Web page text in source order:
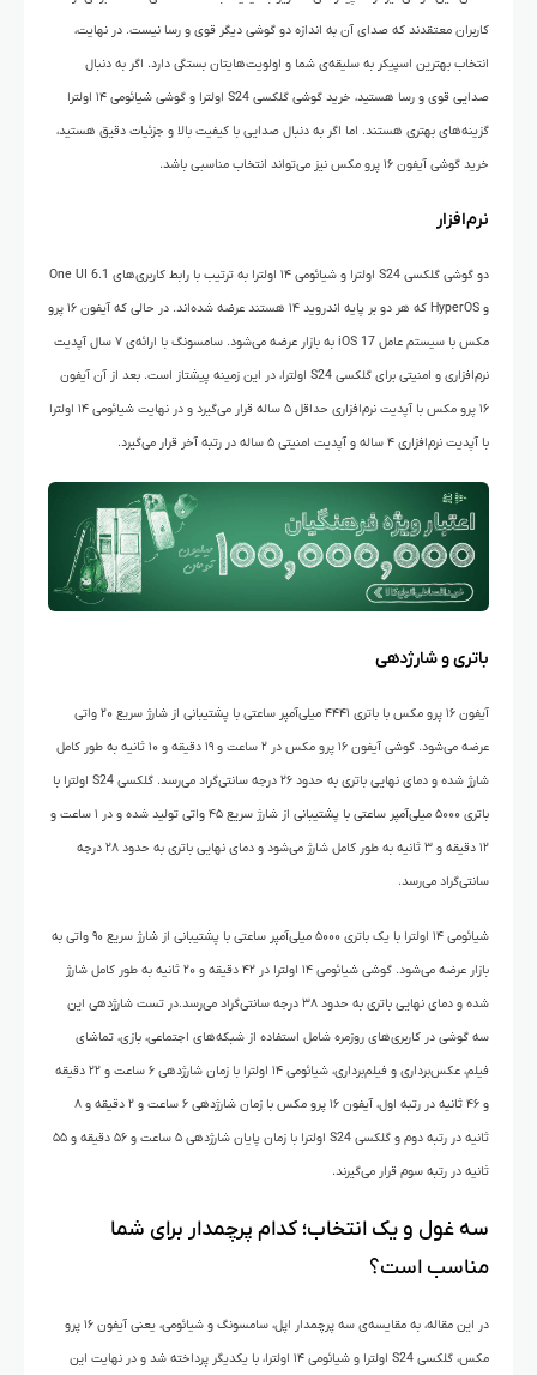
کاربران معتقدند که صدای آن به اندازه دو گوشی دیگر قوی و رسا نیست. در نهایت،
انتخاب بهترین اسپیکر به سلیقه‌ی شما و اولویت‌هایتان بستگی دارد. اگر به دنبال
صدایی قوی و رسا هستید، خرید گوشی گلکسی S24 اولترا و گوشی شیائومی ۱۴ اولترا
گزینه‌های بهتری هستند. اما اگر به دنبال صدایی با کیفیت بالا و جزئیات دقیق هستید،
خرید گوشی آیفون ۱۶ پرو مکس نیز می‌تواند انتخاب مناسبی باشد.
نرم‌افزار
دو گوشی گلکسی S24 اولترا و شیائومی ۱۴ اولترا به ترتیب با رابط کاربری‌های One UI 6.1
و HyperOS که هر دو بر پایه اندروید ۱۴ هستند عرضه شده‌اند. در حالی که آیفون ۱۶ پرو
مکس با سیستم عامل iOS 17 به بازار عرضه می‌شود. سامسونگ با ارائه‌ی ۷ سال آپدیت
نرم‌افزاری و امنیتی برای گلکسی S24 اولترا، در این زمینه پیشتاز است. بعد از آن آیفون
۱۶ پرو مکس با آپدیت نرم‌افزاری حداقل ۵ ساله قرار می‌گیرد و در نهایت شیائومی ۱۴ اولترا
با آپدیت نرم‌افزاری ۴ ساله و آپدیت امنیتی ۵ ساله در رتبه آخر قرار می‌گیرد.
باتری و شارژدهی
آیفون ۱۶ پرو مکس با باتری ۴۴۴۱ میلی‌آمپر ساعتی با پشتیبانی از شارژ سریع ۲۰ واتی
عرضه می‌شود. گوشی آیفون ۱۶ پرو مکس در ۲ ساعت و ۱۹ دقیقه و ۱۰ ثانیه به طور کامل
شارژ شده و دمای نهایی باتری به حدود ۲۶ درجه سانتی‌گراد می‌رسد. گلکسی S24 اولترا با
باتری ۵۰۰۰ میلی‌آمپر ساعتی با پشتیبانی از شارژ سریع ۴۵ واتی تولید شده و در ۱ ساعت و
۱۲ دقیقه و ۳ ثانیه به طور کامل شارژ می‌شود و دمای نهایی باتری به حدود ۲۸ درجه
سانتی‌گراد می‌رسد.
شیائومی ۱۴ اولترا با یک باتری ۵۰۰۰ میلی‌آمپر ساعتی با پشتیبانی از شارژ سریع ۹۰ واتی به
بازار عرضه می‌شود. گوشی شیائومی ۱۴ اولترا در ۴۲ دقیقه و ۲۰ ثانیه به طور کامل شارژ
شده و دمای نهایی باتری به حدود ۳۸ درجه سانتی‌گراد می‌رسد.در تست شارژدهی این
سه گوشی در کاربری‌های روزمره شامل استفاده از شبکه‌های اجتماعی، بازی، تماشای
فیلم، عکس‌برداری و فیلم‌برداری، شیائومی ۱۴ اولترا با زمان شارژدهی ۶ ساعت و ۲۲ دقیقه
و ۴۶ ثانیه در رتبه اول، آیفون ۱۶ پرو مکس با زمان شارژدهی ۶ ساعت و ۲ دقیقه و ۸
ثانیه در رتبه دوم و گلکسی S24 اولترا با زمان پایان شارژدهی ۵ ساعت و ۵۶ دقیقه و ۵۵
ثانیه در رتبه سوم قرار می‌گیرند.
سه غول و یک انتخاب؛ کدام پرچمدار برای شما
مناسب است؟
در این مقاله، به مقایسه‌ی سه پرچمدار اپل، سامسونگ و شیائومی، یعنی آیفون ۱۶ پرو
مکس، گلکسی S24 اولترا و شیائومی ۱۴ اولترا، با یکدیگر پرداخته شد و در نهایت این